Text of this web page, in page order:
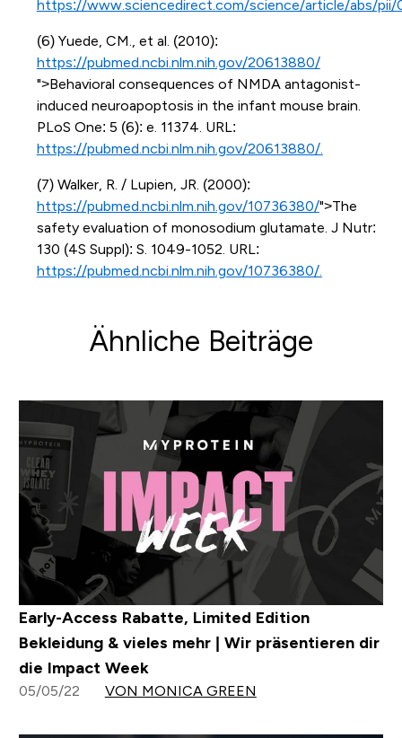
https://www.sciencedirect.com/science/article/abs/pii/
(6) Yuede, CM., et al. (2010):
https://pubmed.ncbi.nlm.nih.gov/20613880/
">Behavioral consequences of NMDA antagonist-
induced neuroapoptosis in the infant mouse brain.
PLoS One: 5 (6): e. 11374. URL:
https://pubmed.ncbi.nlm.nih.gov/20613880/.
(7) Walker, R. / Lupien, JR. (2000):
https://pubmed.ncbi.nlm.nih.gov/10736380/">The
safety evaluation of monosodium glutamate. J Nutr:
130 (4S Suppl): S. 1049-1052. URL:
https://pubmed.ncbi.nlm.nih.gov/10736380/.
Ähnliche Beiträge
Early-Access Rabatte, Limited Edition
Bekleidung & vieles mehr | Wir präsentieren dir
die Impact Week
05/05/22 VON MONICA GREEN